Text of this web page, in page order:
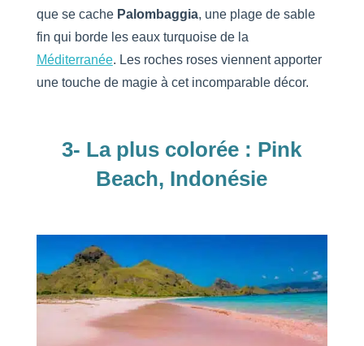
que se cache Palombaggia, une plage de sable
fin qui borde les eaux turquoise de la
Méditerranée. Les roches roses viennent apporter
une touche de magie à cet incomparable décor.
3- La plus colorée : Pink
Beach, Indonésie